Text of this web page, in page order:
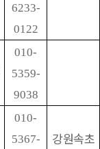
6233-
0122
010-
5359-
9038
010-
5367-
강원속초